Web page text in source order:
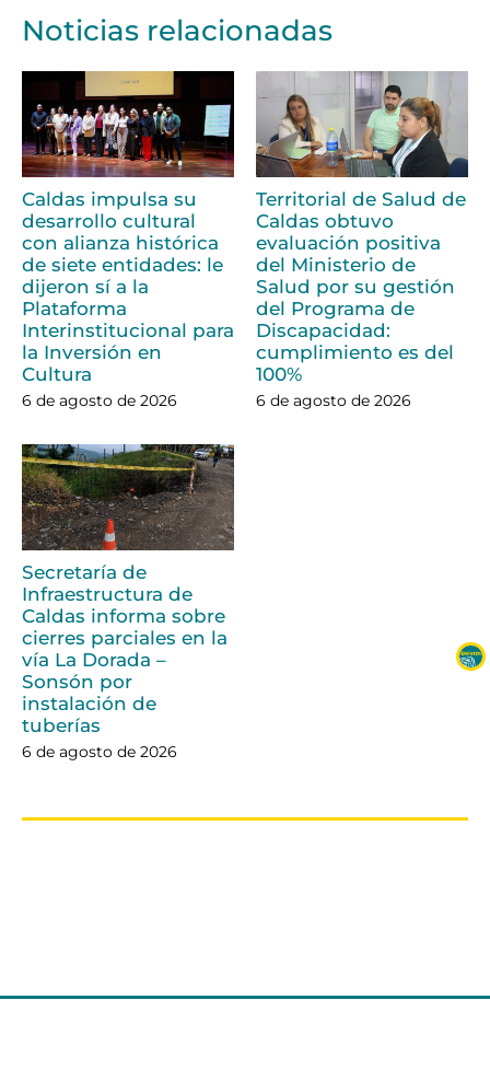
Noticias relacionadas
Caldas impulsa su
desarrollo cultural
con alianza histórica
de siete entidades: le
dijeron sí a la
Plataforma
Interinstitucional para
la Inversión en
Cultura
6 de agosto de 2026
Territorial de Salud de
Caldas obtuvo
evaluación positiva
del Ministerio de
Salud por su gestión
del Programa de
Discapacidad:
cumplimiento es del
100%
6 de agosto de 2026
Secretaría de
Infraestructura de
Caldas informa sobre
cierres parciales en la
vía La Dorada –
Sonsón por
instalación de
tuberías
6 de agosto de 2026